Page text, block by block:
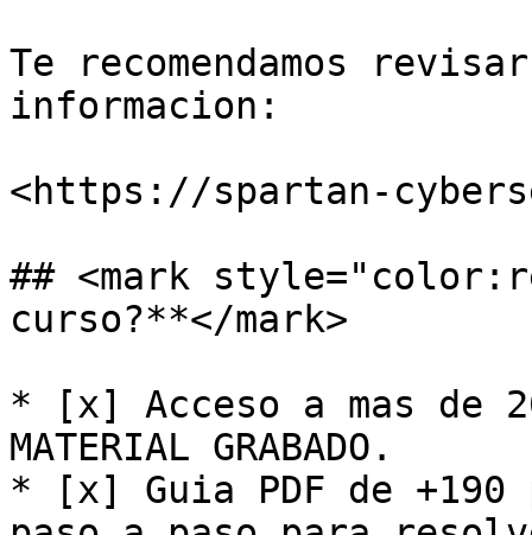
Te recomendamos
informacion:
<https://spartan-
## <mark
curso?**</mark>
* [x] Acceso a mas de
MATERIAL GRABADO.
* [x] Guia PDF de